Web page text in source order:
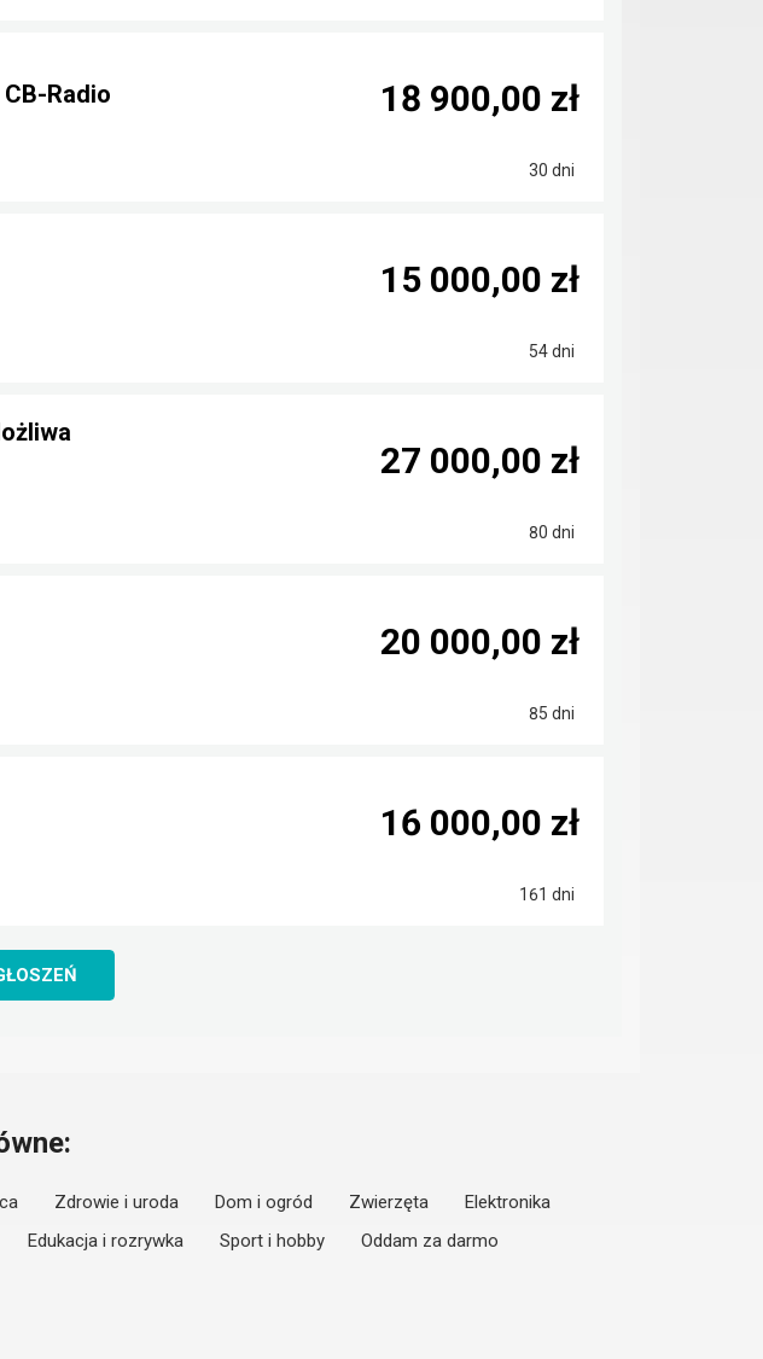
Radio
30 dni
18 900,00 zł
54 dni
15 000,00 zł
80 dni
27 000,00 zł
85 dni
20 000,00 zł
161 dni
16 000,00 zł
Zdrowie i uroda Dom i ogród Zwierzęta
Elektronika
Edukacja i rozrywka Sport i hobby
Oddam za darmo